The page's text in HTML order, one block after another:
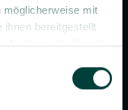
möglicherweise mit
ihnen bereitgestellt
Nutzung der Dienste